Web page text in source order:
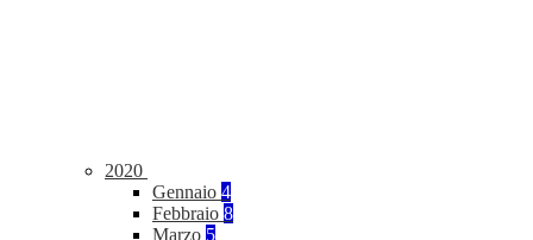
2020
Gennaio 4
Febbraio 8
Marzo 5